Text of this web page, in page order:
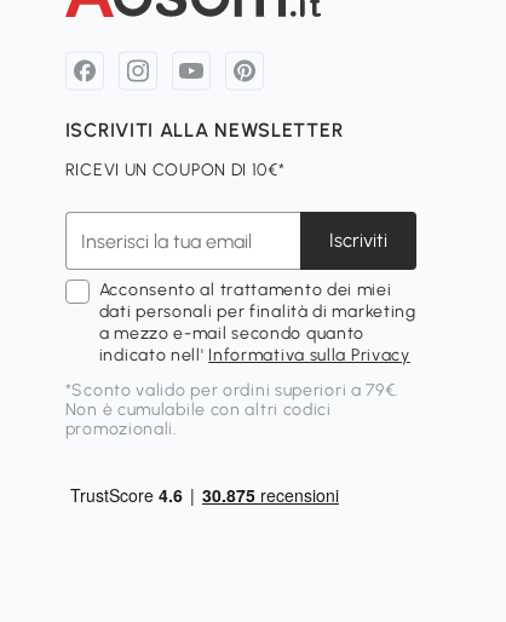
ISCRIVITI ALLA NEWSLETTER
RICEVI UN COUPON DI 10€*
Iscriviti
Acconsento al trattamento dei miei
dati personali per finalità di marketing
a mezzo e-mail secondo quanto
indicato nell' Informativa sulla Privacy
*Sconto valido per ordini superiori a 79€.
Non è cumulabile con altri codici
promozionali.